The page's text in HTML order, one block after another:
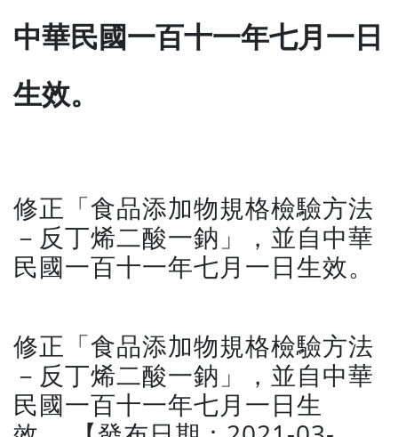
中華民國一百十一年七月一日
生效。
修正「食品添加物規格檢驗方法
－反丁烯二酸一鈉」，並自中華
民國一百十一年七月一日生效。
修正「食品添加物規格檢驗方法
－反丁烯二酸一鈉」，並自中華
民國一百十一年七月一日生